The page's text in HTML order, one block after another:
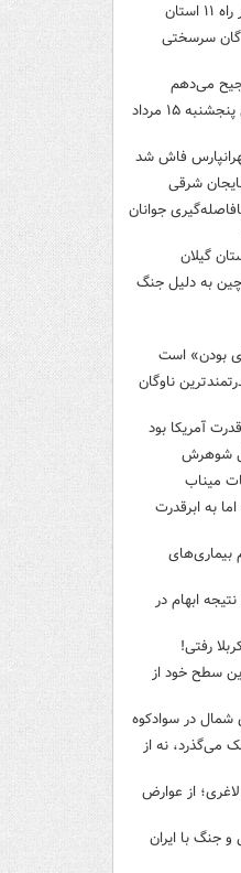
سرسختی
می‌دهم
صفحه نخست روزنامه‌های پنجشنبه ۱۵ مرداد
شرقی
جوانان
گیلان
به دلیل جنگ
بودن» است
ناوگان
آمریکا بود
شوهرش
اما به ابرقدرت
ابهام در
رفتی!
سطح خود از
شمال در سوادکوه
می‌گذرد، نه از
از عوارض
و جنگ با ایران